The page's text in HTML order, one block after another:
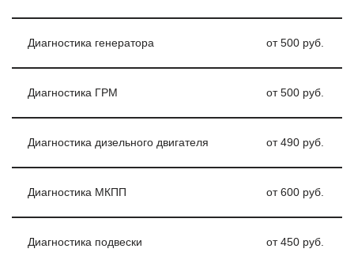
Диагностика генератора от 500 руб.
Диагностика ГРМ от 500 руб.
Диагностика дизельного двигателя от 490 руб.
Диагностика МКПП от 600 руб.
Диагностика подвески от 450 руб.